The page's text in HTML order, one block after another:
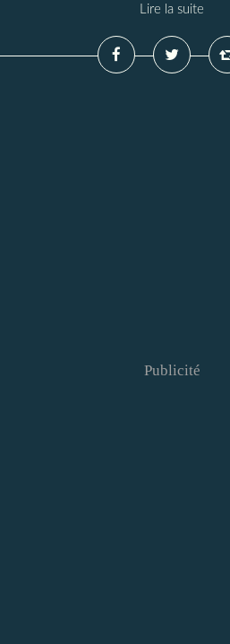
Lire la suite
Publicité